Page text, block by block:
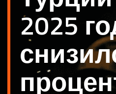
2025